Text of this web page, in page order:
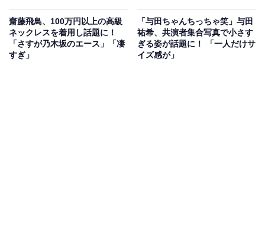
齋藤飛鳥、100万円以上の高級
ネックレスを着用し話題に！
「さすが乃木坂のエース」「凄
すぎ」
「与田ちゃんちっちゃ笑」与田
祐希、共演者集合写真で小さす
ぎる姿が話題に！ 「一人だけサ
イズ感が」